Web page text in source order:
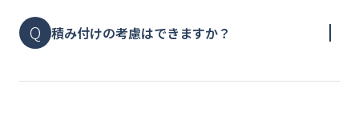
積み付けの考慮はできますか？